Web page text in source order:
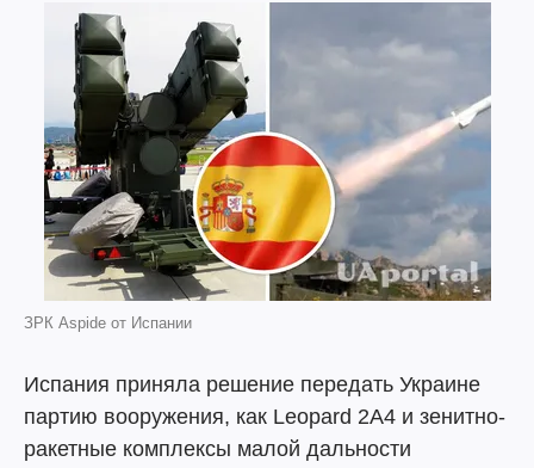
ЗРК Aspide от Испании
Испания приняла решение передать Украине
партию вооружения, как Leopard 2A4 и зенитно-
ракетные комплексы малой дальности